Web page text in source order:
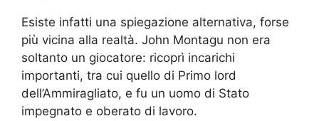
Esiste infatti una spiegazione alternativa, forse
più vicina alla realtà. John Montagu non era
soltanto un giocatore: ricoprì incarichi
importanti, tra cui quello di Primo lord
dell’Ammiragliato, e fu un uomo di Stato
impegnato e oberato di lavoro.